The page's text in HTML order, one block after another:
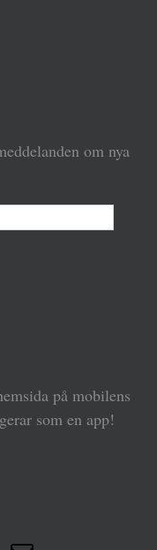
om nya
på mobilens
som en app!